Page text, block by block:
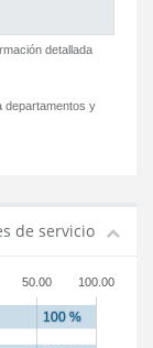
detallada
departamentos y
de servicio
50.00 100.00